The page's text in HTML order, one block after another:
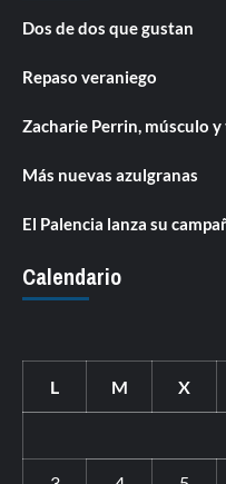
Dos de dos que gustan
Repaso veraniego
Zacharie Perrin, músculo
Más nuevas azulgranas
El Palencia lanza su
Calendario
L M X